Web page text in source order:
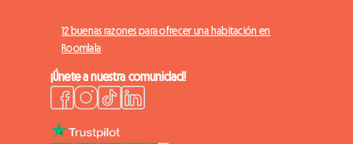
12 buenas razones para ofrecer una habitación en
Roomlala
¡Únete a nuestra comunidad!